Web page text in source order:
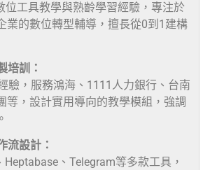
位工具教學與熟齡學習經驗，專注於
業的數位轉型輔導，擅長從0到1建構
培訓：
驗，服務鴻海、1111人力銀行、台南
等，設計實用導向的教學模組，強調
流設計：
Heptabase、Telegram等多款工具，